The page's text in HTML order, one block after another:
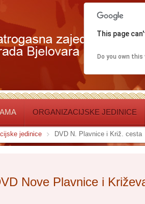
ORGANIZACIJSKE JEDINICE
jedinice DVD N. Plavnice i Križ. cesta
Nove Plavnice i
This page
Do you own